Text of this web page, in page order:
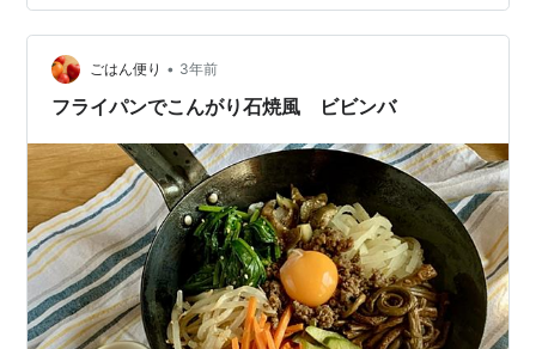
（あればゴザ）の上に重ならないように広げて、天日干
し にする。 ④１～２時間程度で色が変わってくる（赤
みを帯びてくる）ので、優しく揉みこむ。 以後、1時間に
１回この作業を繰り返す。 ⑤ぜんまいの水分が飛んで、
ごはん便り • 3年前
フライパンでこんがり石焼風 ビビンバ